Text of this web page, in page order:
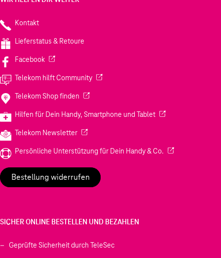
Kontakt
Lieferstatus & Retoure
Facebook(Wird in einem neuen Tab geöffnet)
Telekom hilft Community(Wird in einem neuen Tab geöffnet)
Telekom Shop finden (Wird in einem neuen Tab geöffnet)
Hilfen für Dein Handy, Smartphone und Tablet(Wird in einem
Telekom Newsletter(Wird in einem neuen Tab geöffnet)
Persönliche Unterstützung für Dein Handy & Co. (Wird in einem
Bestellung widerrufen
SICHER ONLINE BESTELLEN UND BEZAHLEN
Geprüfte Sicherheit durch TeleSec